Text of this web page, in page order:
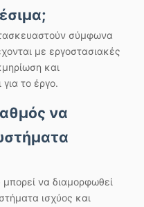
σύμφωνα
με εργοστασιακές
και
για το έργο.
να
να διαμορφωθεί
ισχύος και